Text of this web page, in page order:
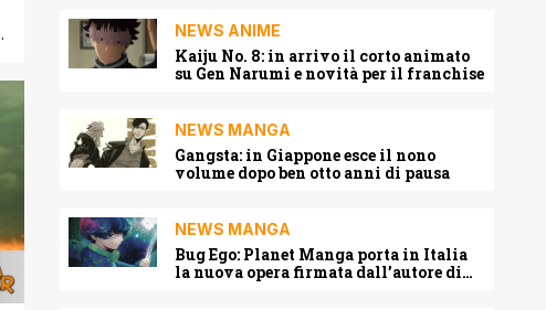
NEWS ANIME
Kaiju No. 8: in arrivo il corto animato
su Gen Narumi e novità per il franchise
NEWS MANGA
Gangsta: in Giappone esce il nono
volume dopo ben otto anni di pausa
NEWS MANGA
Bug Ego: Planet Manga porta in Italia
la nuova opera firmata dall’autore di